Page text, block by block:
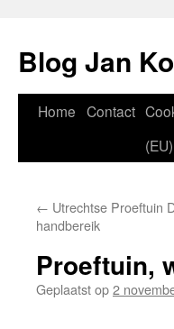
Blog Jan
Home Contact
(EU)
← Utrechtse Proeftuin
handbereik
Proeftuin,
Geplaatst op2